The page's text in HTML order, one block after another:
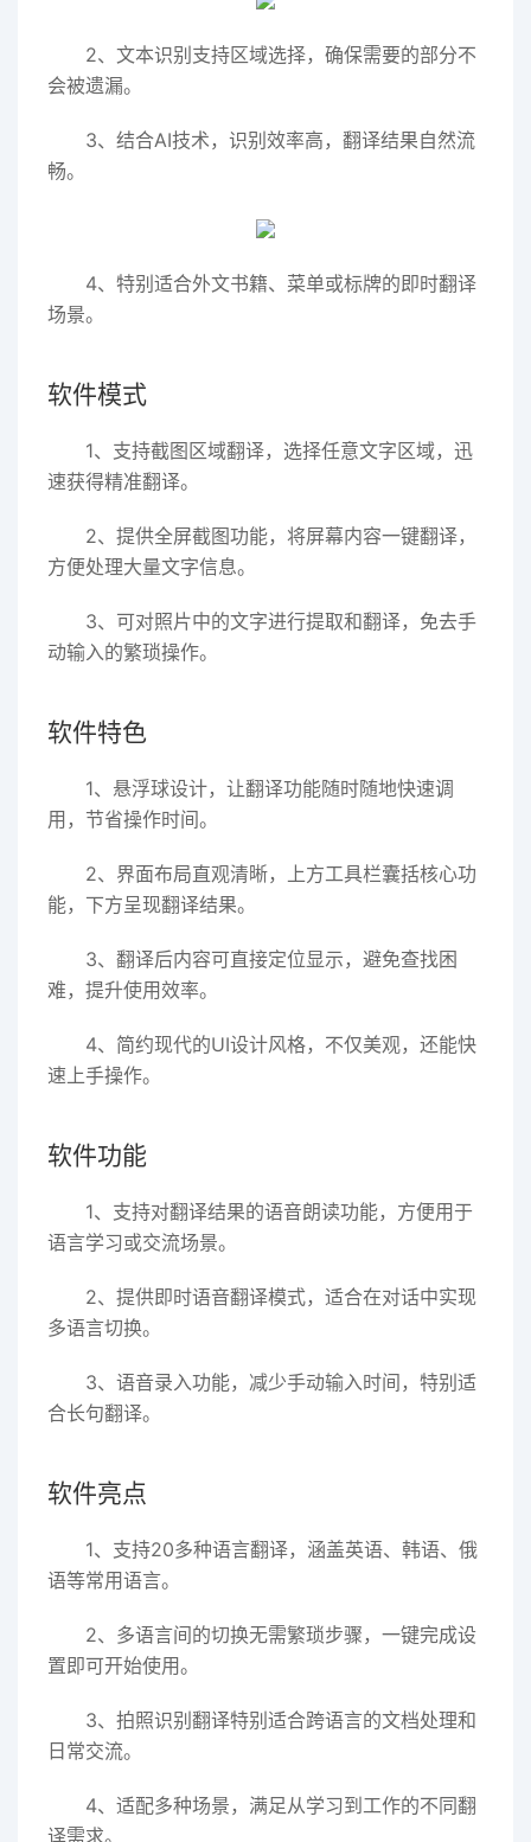
2、文本识别支持区域选择，确保需要的部分不
会被遗漏。
3、结合AI技术，识别效率高，翻译结果自然流
畅。
4、特别适合外文书籍、菜单或标牌的即时翻译
场景。
软件模式
1、支持截图区域翻译，选择任意文字区域，迅
速获得精准翻译。
2、提供全屏截图功能，将屏幕内容一键翻译，
方便处理大量文字信息。
3、可对照片中的文字进行提取和翻译，免去手
动输入的繁琐操作。
软件特色
1、悬浮球设计，让翻译功能随时随地快速调
用，节省操作时间。
2、界面布局直观清晰，上方工具栏囊括核心功
能，下方呈现翻译结果。
3、翻译后内容可直接定位显示，避免查找困
难，提升使用效率。
4、简约现代的UI设计风格，不仅美观，还能快
速上手操作。
软件功能
1、支持对翻译结果的语音朗读功能，方便用于
语言学习或交流场景。
2、提供即时语音翻译模式，适合在对话中实现
多语言切换。
3、语音录入功能，减少手动输入时间，特别适
合长句翻译。
软件亮点
1、支持20多种语言翻译，涵盖英语、韩语、俄
语等常用语言。
2、多语言间的切换无需繁琐步骤，一键完成设
置即可开始使用。
3、拍照识别翻译特别适合跨语言的文档处理和
日常交流。
4、适配多种场景，满足从学习到工作的不同翻
译需求。